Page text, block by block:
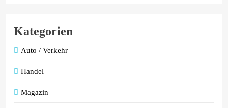
Kategorien
Auto / Verkehr
Handel
Magazin